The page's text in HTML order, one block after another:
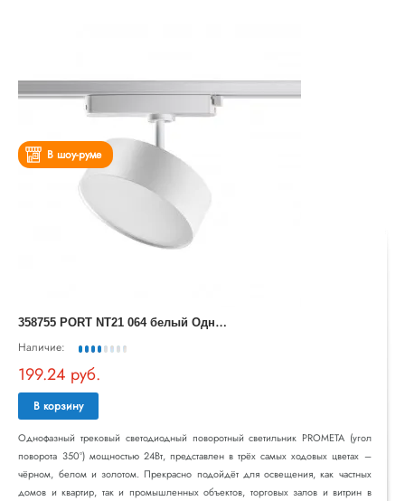
В шоу-руме
3
58755 PORT NT21 064 белый Однофазный трековый светодиодный светильник IP20 LED 24W 4000K 2100Лм 100-265V PROMETA
Наличие:
199.24 руб.
В корзину
Однофазный трековый светодиодный поворотный светильник PROMETA (угол
поворота 350°) мощностью 24Вт, представлен в трёх самых ходовых цветах –
чёрном, белом и золотом. Прекрасно подойдёт для освещения, как частных
домов и квартир, так и промышленных объектов, торговых залов и витрин в